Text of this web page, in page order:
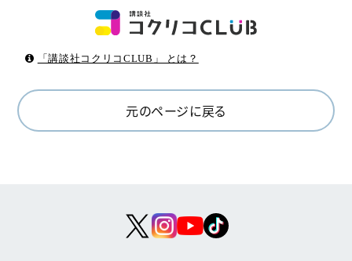
「講談社コクリコCLUB」 とは？
元のページに戻る